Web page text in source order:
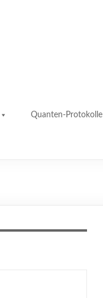
Quanten-Protokolle